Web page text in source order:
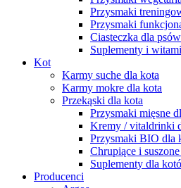
Przysmaki
Przysmaki
Ciasteczka dla psów
Suplementy i
Kot
Karmy suche dla kota
Karmy mokre dla kota
Przekąski dla kota
Przysmaki mięsne
Kremy / vitaldrinki
Przysmaki BIO dla
Chrupiące i
Suplementy dla
Producenci